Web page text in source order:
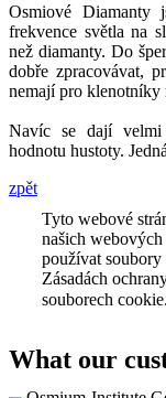
Osmiové Diamanty
frekvence světla na
než diamanty. Do
dobře zpracovávat,
nemají pro klenotníky
Navíc se dají velmi
hodnotu hustoty.
zpět
Tyto webové
našich webových
používat soubory
Zásadách
souborech cookie.
What our